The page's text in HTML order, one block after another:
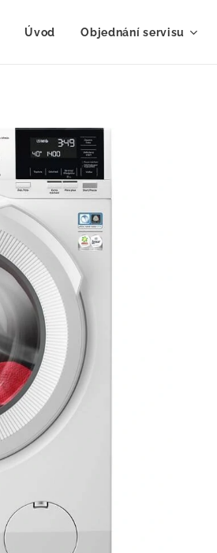
Úvod Objednání servisu